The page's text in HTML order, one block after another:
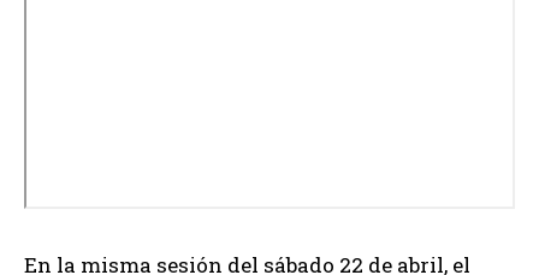
En la misma sesión del sábado 22 de abril, el